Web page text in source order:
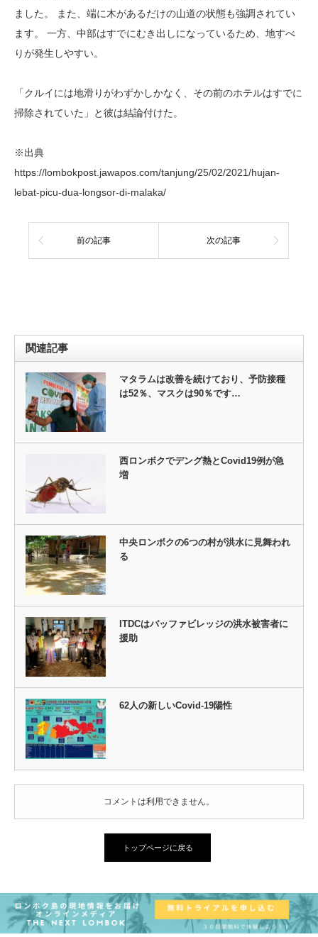
ました。 また、端に木があるだけの山道の状態も強調されてい
ます。 一方、中部はすでにむき出しになっているため、地すべ
りが発生しやすい。
「クルイには地滑りがわずかしかなく、その前のホテルはすでに
掃除されていた」と彼は結論付けた。
※出典
https://lombokpost.jawapos.com/tanjung/25/02/2021/hujan-
lebat-picu-dua-longsor-di-malaka/
前の記事 次の記事
関連記事
マタラムは改善を続けており、予防接種
は52％、マスクは90％です…
西ロンボクでデング熱とCovid19例が急
増
中央ロンボクの6つの村が洪水に見舞われ
る
ITDCはバッファビレッジの洪水被害者に
援助
62人の新しいCovid-19陽性
コメントは利用できません。
トップページに戻る